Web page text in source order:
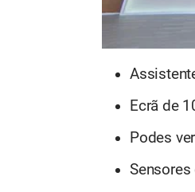
Ecrã de
Podes